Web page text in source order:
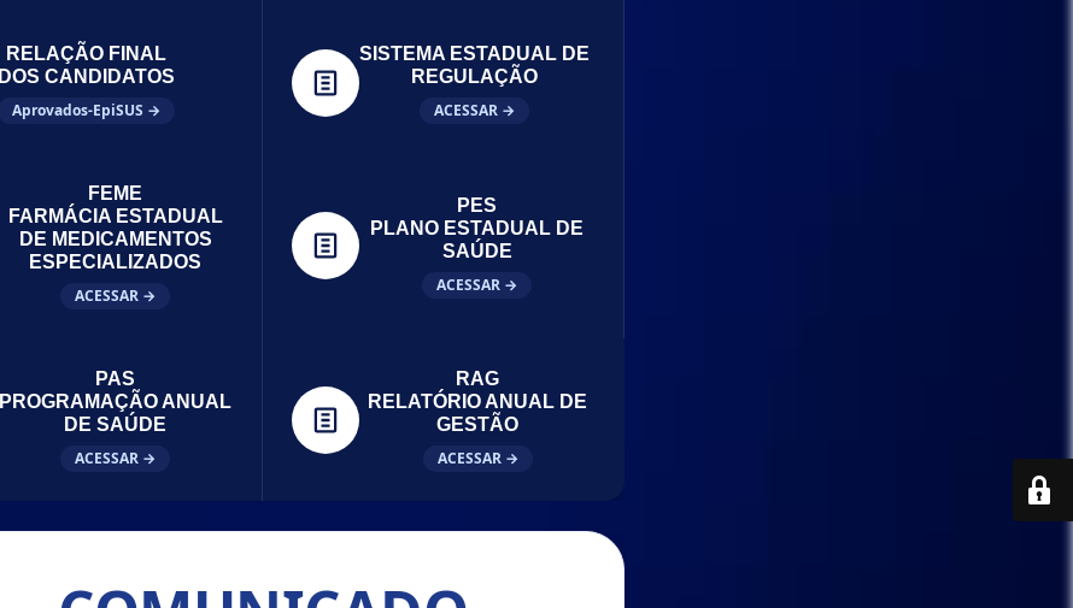
RELAÇÃO FINAL
DOS CANDIDATOS
Aprovados-EpiSUS →
SISTEMA ESTADUAL DE
REGULAÇÃO
ACESSAR →
FEME
FARMÁCIA ESTADUAL
DE MEDICAMENTOS
ESPECIALIZADOS
ACESSAR →
PES
PLANO ESTADUAL DE
SAÚDE
ACESSAR →
PAS
PROGRAMAÇÃO ANUAL
DE SAÚDE
ACESSAR →
RAG
RELATÓRIO ANUAL DE
GESTÃO
ACESSAR →